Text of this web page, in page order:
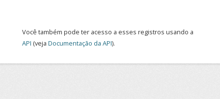
Você também pode ter acesso a esses registros usando a
API (veja Documentação da API).